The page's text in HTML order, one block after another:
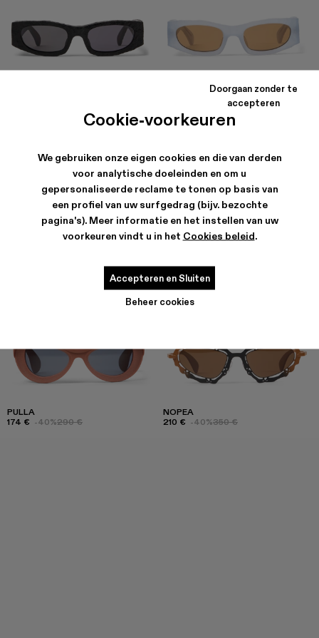
Cookie-voorkeuren
We gebruiken onze eigen cookies en die van derden
voor analytische doeleinden en om u
gepersonaliseerde reclame te tonen op basis van
een profiel van uw surfgedrag (bijv. bezochte
pagina's). Meer informatie en het instellen van uw
voorkeuren vindt u in het Cookies beleid.
Beheer cookies
Doorgaan zonder te
accepteren
Accepteren en Sluiten
-40%290 €
PULLA
174 € -40%290 €
NOPEA
210 € -40%350 €